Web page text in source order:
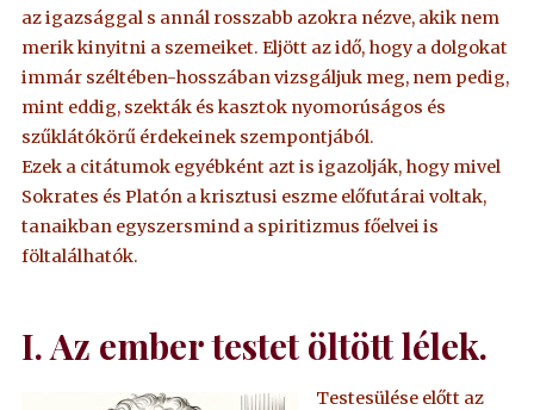
az igazsággal s annál rosszabb azokra nézve, akik nem
merik kinyitni a szemeiket. Eljött az idő, hogy a dolgokat
immár széltében-hosszában vizsgáljuk meg, nem pedig,
mint eddig, szekták és kasztok nyomorúságos és
szűklátókörű érdekeinek szempontjából.
Ezek a citátumok egyébként azt is igazolják, hogy mivel
Sokrates és Platón a krisztusi eszme előfutárai voltak,
tanaikban egyszersmind a spiritizmus főelvei is
föltalálhatók.
I. Az ember testet öltött lélek.
Testesülése előtt az